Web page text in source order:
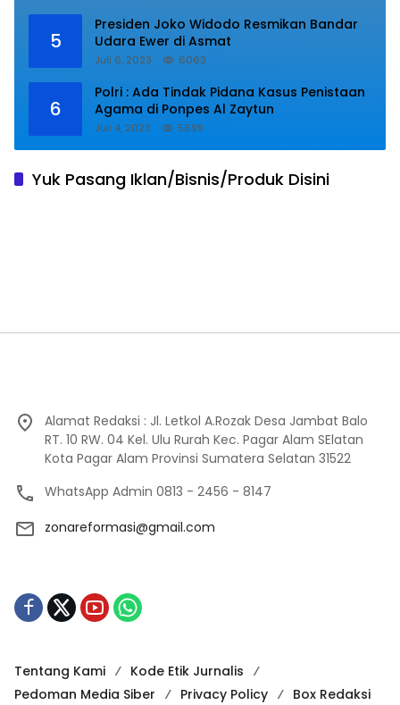
5
Presiden Joko Widodo Resmikan Bandar
Udara Ewer di Asmat
Juli 6, 2023 6063
6
Polri : Ada Tindak Pidana Kasus Penistaan
Agama di Ponpes Al Zaytun
Juli 4, 2023 5699
Yuk Pasang Iklan/Bisnis/Produk Disini
Alamat Redaksi : Jl. Letkol A.Rozak Desa Jambat Balo
RT. 10 RW. 04 Kel. Ulu Rurah Kec. Pagar Alam SElatan
Kota Pagar Alam Provinsi Sumatera Selatan 31522
WhatsApp Admin 0813 - 2456 - 8147
zonareformasi@gmail.com
Tentang Kami
Kode Etik Jurnalis
Pedoman Media Siber
Privacy Policy Box Redaksi